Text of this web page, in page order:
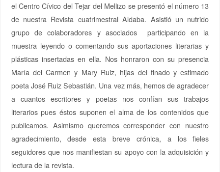
el Centro Cívico del Tejar del Mellizo se presentó el número 13
de nuestra Revista cuatrimestral Aldaba. Asistió un nutrido
grupo de colaboradores y asociados participando en la
muestra leyendo o comentando sus aportaciones literarias y
plásticas insertadas en ella. Nos honraron con su presencia
María del Carmen y Mary Ruiz, hijas del finado y estimado
poeta José Ruiz Sebastián. Una vez más, hemos de agradecer
a cuantos escritores y poetas nos confían sus trabajos
literarios pues éstos suponen el alma de los contenidos que
publicamos. Asimismo queremos corresponder con nuestro
agradecimiento, desde esta breve crónica, a los fieles
seguidores que nos manifiestan su apoyo con la adquisición y
lectura de la revista.